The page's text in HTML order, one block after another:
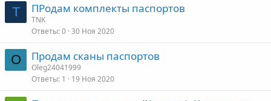
T ПРодам комплекты паспортов
TNK
Ответы 0 30 Ноя 2020
O Продам сканы паспортов
Oleg24041999
Ответы 1 19 Ноя 2020